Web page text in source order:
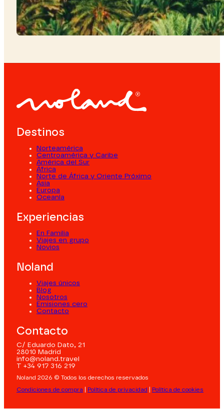
Destinos
Norteamérica
Centroamérica y Caribe
América del Sur
África
Norte de África y Oriente Próximo
Asia
Europa
Oceanía
Experiencias
En Familia
Viajes en grupo
Novios
Noland
Viajes únicos
Blog
Nosotros
Emisiones cero
Contacto
Contacto
C/ Eduardo Dato, 21
28010 Madrid
info@noland.travel
T +34 917 316 219
Noland 2026 © Todos los derechos reservados
Condiciones de compra
Política de privacidad Política de cookies